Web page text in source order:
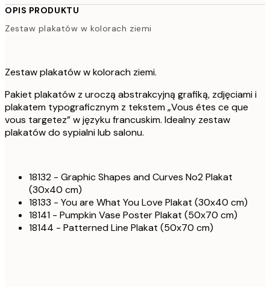
OPIS PRODUKTU
Zestaw plakatów w kolorach ziemi
Zestaw plakatów w kolorach ziemi.
Pakiet plakatów z uroczą abstrakcyjną grafiką, zdjęciami i
plakatem typograficznym z tekstem „Vous êtes ce que
vous targetez” w języku francuskim. Idealny zestaw
plakatów do sypialni lub salonu.
18132 - Graphic Shapes and Curves No2 Plakat
(30x40 cm)
18133 - You are What You Love Plakat (30x40 cm)
18141 - Pumpkin Vase Poster Plakat (50x70 cm)
18144 - Patterned Line Plakat (50x70 cm)